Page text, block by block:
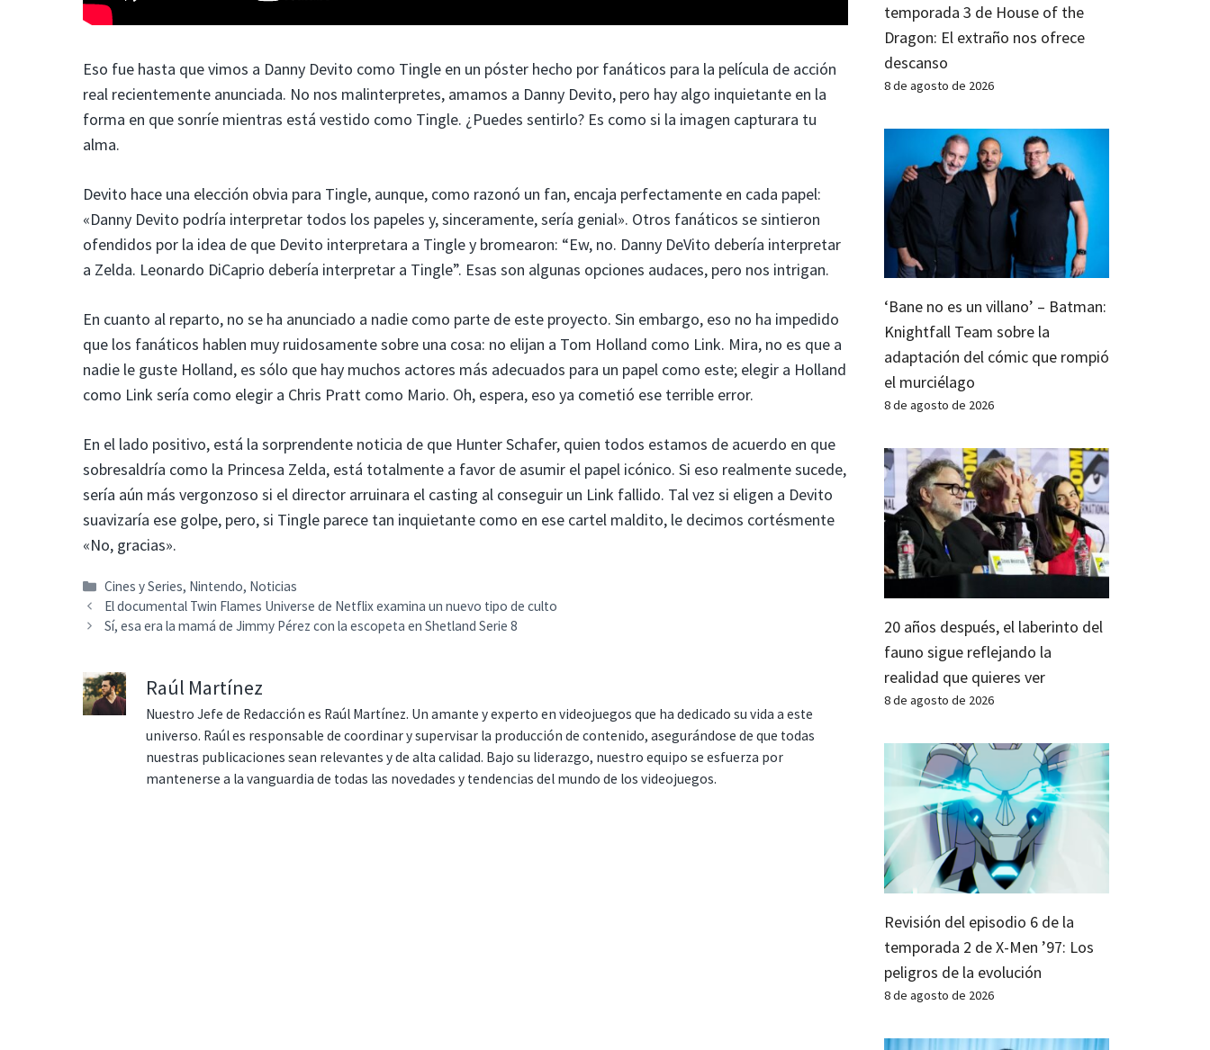
Eso fue hasta que vimos a Danny Devito como Tingle en un póster hecho por fanáticos para la película de acción
real recientemente anunciada. No nos malinterpretes, amamos a Danny Devito, pero hay algo inquietante en la
forma en que sonríe mientras está vestido como Tingle. ¿Puedes sentirlo? Es como si la imagen capturara tu
alma.
Devito hace una elección obvia para Tingle, aunque, como razonó un fan, encaja perfectamente en cada papel:
«Danny Devito podría interpretar todos los papeles y, sinceramente, sería genial». Otros fanáticos se sintieron
ofendidos por la idea de que Devito interpretara a Tingle y bromearon: “Ew, no. Danny DeVito debería interpretar
a Zelda. Leonardo DiCaprio debería interpretar a Tingle”. Esas son algunas opciones audaces, pero nos intrigan.
En cuanto al reparto, no se ha anunciado a nadie como parte de este proyecto. Sin embargo, eso no ha impedido
que los fanáticos hablen muy ruidosamente sobre una cosa: no elijan a Tom Holland como Link. Mira, no es que a
nadie le guste Holland, es sólo que hay muchos actores más adecuados para un papel como este; elegir a Holland
como Link sería como elegir a Chris Pratt como Mario. Oh, espera, eso ya cometió ese terrible error.
En el lado positivo, está la sorprendente noticia de que Hunter Schafer, quien todos estamos de acuerdo en que
sobresaldría como la Princesa Zelda, está totalmente a favor de asumir el papel icónico. Si eso realmente sucede,
sería aún más vergonzoso si el director arruinara el casting al conseguir un Link fallido. Tal vez si eligen a Devito
suavizaría ese golpe, pero, si Tingle parece tan inquietante como en ese cartel maldito, le decimos cortésmente
«No, gracias».
Categorías
Cines y Series, Nintendo, Noticias
El documental Twin Flames Universe de Netflix examina un nuevo tipo de culto
Sí, esa era la mamá de Jimmy Pérez con la escopeta en Shetland Serie 8
Raúl Martínez
Nuestro Jefe de Redacción es Raúl Martínez. Un amante y experto en videojuegos que ha dedicado su vida a este
universo. Raúl es responsable de coordinar y supervisar la producción de contenido, asegurándose de que todas
nuestras publicaciones sean relevantes y de alta calidad. Bajo su liderazgo, nuestro equipo se esfuerza por
mantenerse a la vanguardia de todas las novedades y tendencias del mundo de los videojuegos.
temporada 3 de House of the
Dragon: El extraño nos ofrece
descanso
8 de agosto de 2026
‘Bane no es un villano’ – Batman:
Knightfall Team sobre la
adaptación del cómic que rompió
el murciélago
8 de agosto de 2026
20 años después, el laberinto del
fauno sigue reflejando la
realidad que quieres ver
8 de agosto de 2026
Revisión del episodio 6 de la
temporada 2 de X-Men ’97: Los
peligros de la evolución
8 de agosto de 2026